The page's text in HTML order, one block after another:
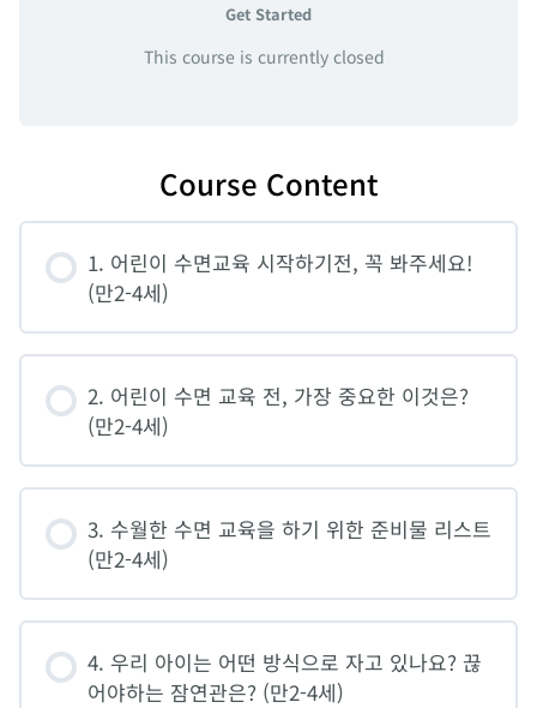
Get Started
This course is currently closed
Course Content
1. 어린이 수면교육 시작하기전, 꼭 봐주세요!
(만2-4세)
2. 어린이 수면 교육 전, 가장 중요한 이것은?
(만2-4세)
3. 수월한 수면 교육을 하기 위한 준비물 리스트
(만2-4세)
4. 우리 아이는 어떤 방식으로 자고 있나요? 끊
어야하는 잠연관은? (만2-4세)